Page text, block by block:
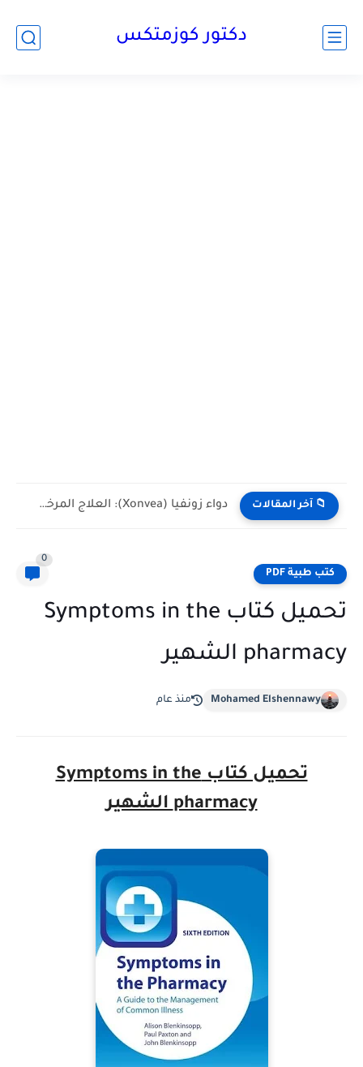
دكتور كوزمتكس
📁 آخر المقالات دواء زونفيا (Xonvea): العلاج المرخص والآمن لغثيان القيء الشديد أثناء...
كتب طبية PDF
0
تحميل كتاب Symptoms in the
pharmacy الشهير
Mohamed Elshennawy منذ عام
تحميل كتاب Symptoms in the
pharmacy الشهير